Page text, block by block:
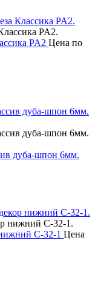
PA2 Цена по
дуба-шпон 6мм.
C-32-1 Цена